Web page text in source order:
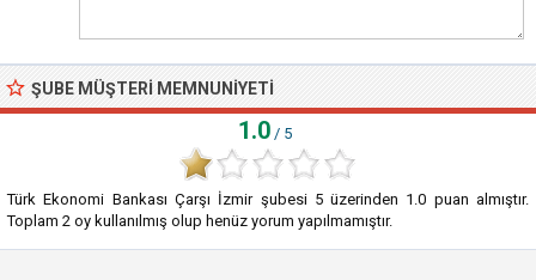
ŞUBE MÜŞTERI MEMNUNIYETI
1.0 / 5
Türk Ekonomi Bankası Çarşı İzmir şubesi 5üzerinden 1.0 puan almıştır.
Toplam 2 oy kullanılmış olup henüz yorum yapılmamıştır.